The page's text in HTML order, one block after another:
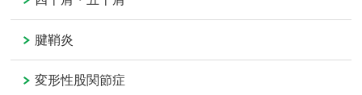
腱鞘炎
変形性股関節症